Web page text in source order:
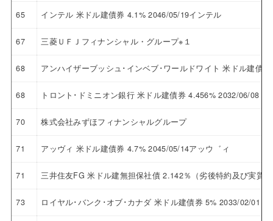
65 インテル 米ドル建債券 4.1% 2046/05/19インテル
67 三菱ＵＦＪフィナンシャル・グループ※１
68 アンハイザーブッシュ･インベブ･ワールドワイト 米ドル建債
68 トロント･ドミニオン銀行 米ドル建債券 4.456% 2032/06/08ト
70 株式会社みずほフィナンシャルグループ
71 アッヴィ 米ドル建債券 4.7% 2045/05/14アッウ゛ィ
71 三井住友FG 米ドル建無担保社債 2.142％（劣後特約及び実質
73 ロイヤル･バンク･オブ･カナダ 米ドル建債券 5% 2033/02/01ロ